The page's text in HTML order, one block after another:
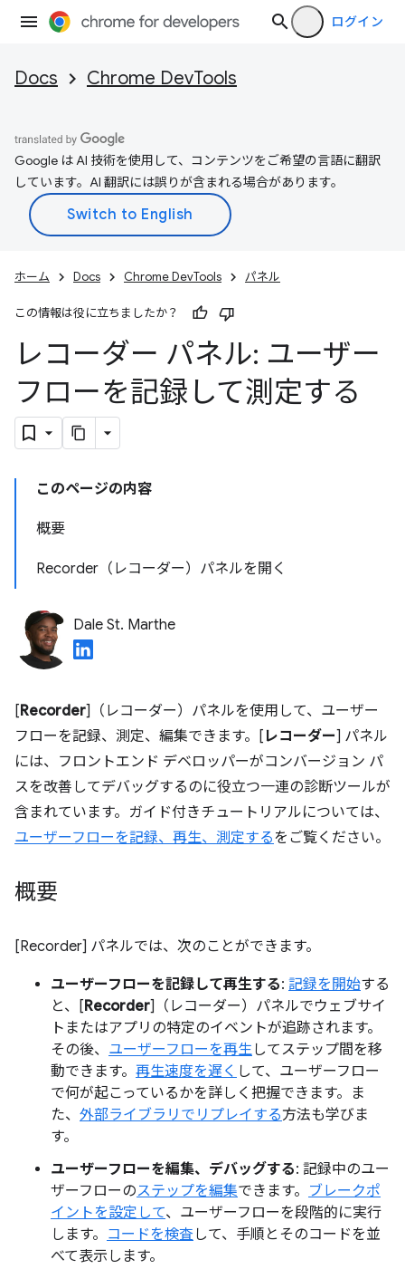
ログイン
Docs Chrome DevTools
Google は AI 技術を使用して、コンテンツをご希望の言語に翻訳
しています。AI 翻訳には誤りが含まれる場合があります。
ホーム Docs Chrome DevTools パネル
この情報は役に立ちましたか？
レコーダー パネル: ユーザー
フローを記録して測定する
このページの内容
概要
Recorder（レコーダー）パネルを開く
Dale St. Marthe
[Recorder]（レコーダー）パネルを使用して、ユーザー
フローを記録、測定、編集できます。[ レコーダー] パネル
には、フロントエンド デベロッパーがコンバージョン パ
スを改善してデバッグするのに役立つ一連の診断ツールが
含まれています。ガイド付きチュートリアルについては、
ユーザーフローを記録、再生、測定するをご覧ください。
概要
[Recorder] パネルでは、次のことができます。
ユーザーフローを記録して再生する: 記録を開始する
と、[Recorder]（レコーダー）パネルでウェブサイ
トまたはアプリの特定のイベントが追跡されます。
その後、 ユーザーフローを再生してステップ間を移
動できます。 再生速度を遅く して、ユーザーフロー
で何が起こっているかを詳しく把握できます。ま
た、 外部ライブラリでリプレイする方法も学びま
す。
ユーザーフローを編集、デバッグする: 記録中のユー
ザーフローのステップを編集できます。 ブレークポ
イントを設定して、ユーザーフローを段階的に実行
します。 コードを検査して、手順とそのコードを並
べて表示します。